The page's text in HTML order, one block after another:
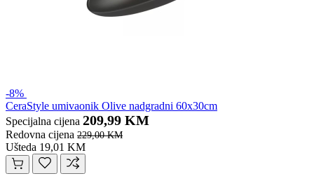
-8%
CeraStyle umivaonik Olive nadgradni 60x30cm
Specijalna cijena 209,99 KM
Redovna cijena 229,00 KM
Ušteda 19,01 KM